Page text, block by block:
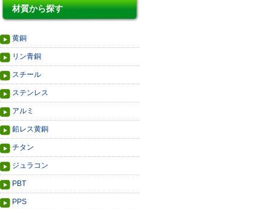
材質から探す
黄銅
リン青銅
スチール
ステンレス
アルミ
鉛レス黄銅
チタン
ジュラコン
PBT
PPS